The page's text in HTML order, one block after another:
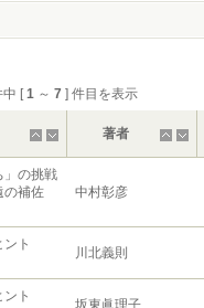
中 [1～ 7 ] 件目を表示
著者
の挑戦
補佐
中村彰彦
ト
川北義則
ト
坂東眞理子